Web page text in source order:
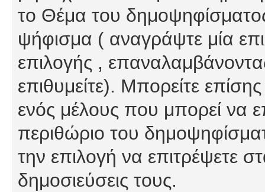
το Θέμα του
ψήφισμα ( αναγράψτε μία
επιλογής ,
επιθυμείτε). Μπορείτε
ενός μέλους που μπορεί να
περιθώριο του
την επιλογή να επιτρέψετε
δημοσιεύσεις τους.